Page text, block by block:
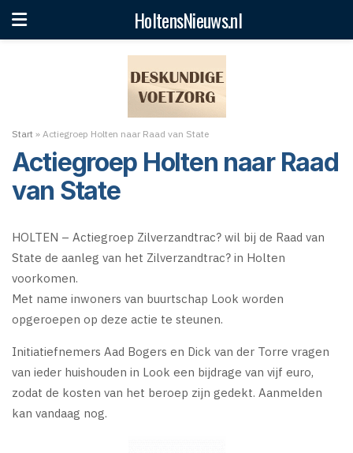
HoltensNieuws.nl
Start » Actiegroep Holten naar Raad van State
Actiegroep Holten naar Raad
van State
HOLTEN – Actiegroep Zilverzandtrac? wil bij de Raad van
State de aanleg van het Zilverzandtrac? in Holten
voorkomen.
Met name inwoners van buurtschap Look worden
opgeroepen op deze actie te steunen.
Initiatiefnemers Aad Bogers en Dick van der Torre vragen
van ieder huishouden in Look een bijdrage van vijf euro,
zodat de kosten van het beroep zijn gedekt. Aanmelden
kan vandaag nog.